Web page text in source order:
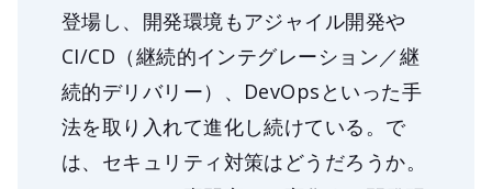
登場し、開発環境もアジャイル開発や
CI/CD（継続的インテグレーション／継
続的デリバリー）、DevOpsといった手
法を取り入れて進化し続けている。で
は、セキュリティ対策はどうだろうか。